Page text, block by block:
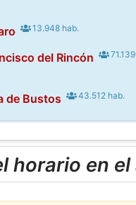
13.948 hab.
del Rincón
71.139
de Bustos 43.512 hab.
horario en